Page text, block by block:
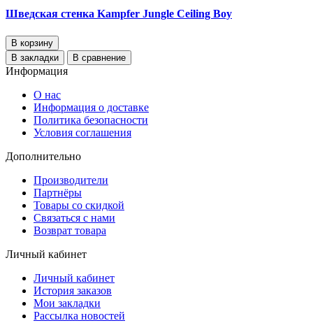
Шведская стенка Kampfer Jungle Ceiling Boy
В корзину
В закладки
В сравнение
Информация
О нас
Информация о доставке
Политика безопасности
Условия соглашения
Дополнительно
Производители
Партнёры
Товары со скидкой
Связаться с нами
Возврат товара
Личный кабинет
Личный кабинет
История заказов
Мои закладки
Рассылка новостей